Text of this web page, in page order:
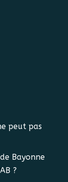
peut pas
Bayonne
?